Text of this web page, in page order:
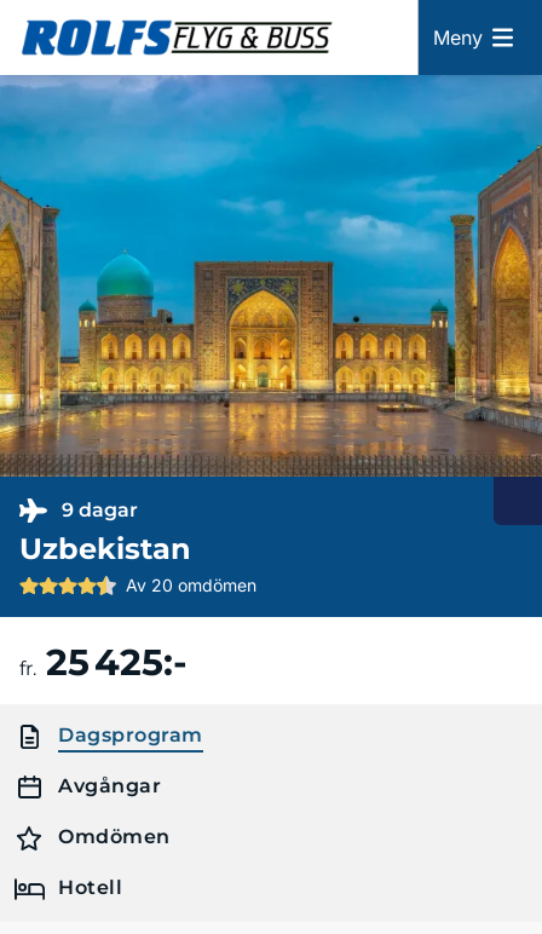
Meny
9 dagar
Uzbekistan
Av 20 omdömen
fr. 25 425:-
Dagsprogram
Avgångar
Omdömen
Hotell